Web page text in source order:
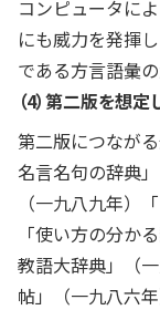
コンピュータに
にも威力を発揮
である方言語彙
（4）第二版を想
第二版につなが
名言名句の辞典
（一九八九年）
「使い方の分か
教語大辞典」（
帖」（一九八六